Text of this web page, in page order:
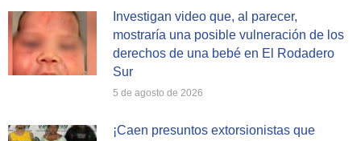
Investigan video que, al parecer,
mostraría una posible vulneración de los
derechos de una bebé en El Rodadero
Sur
5 de agosto de 2026
¡Caen presuntos extorsionistas que